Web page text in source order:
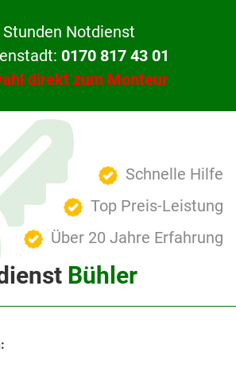
Stunden Notdienst
0170 817 43 01
direkt zum Monteur
Schnelle Hilfe
Top Preis-Leistung
Über 20 Jahre Erfahrung
Bühler